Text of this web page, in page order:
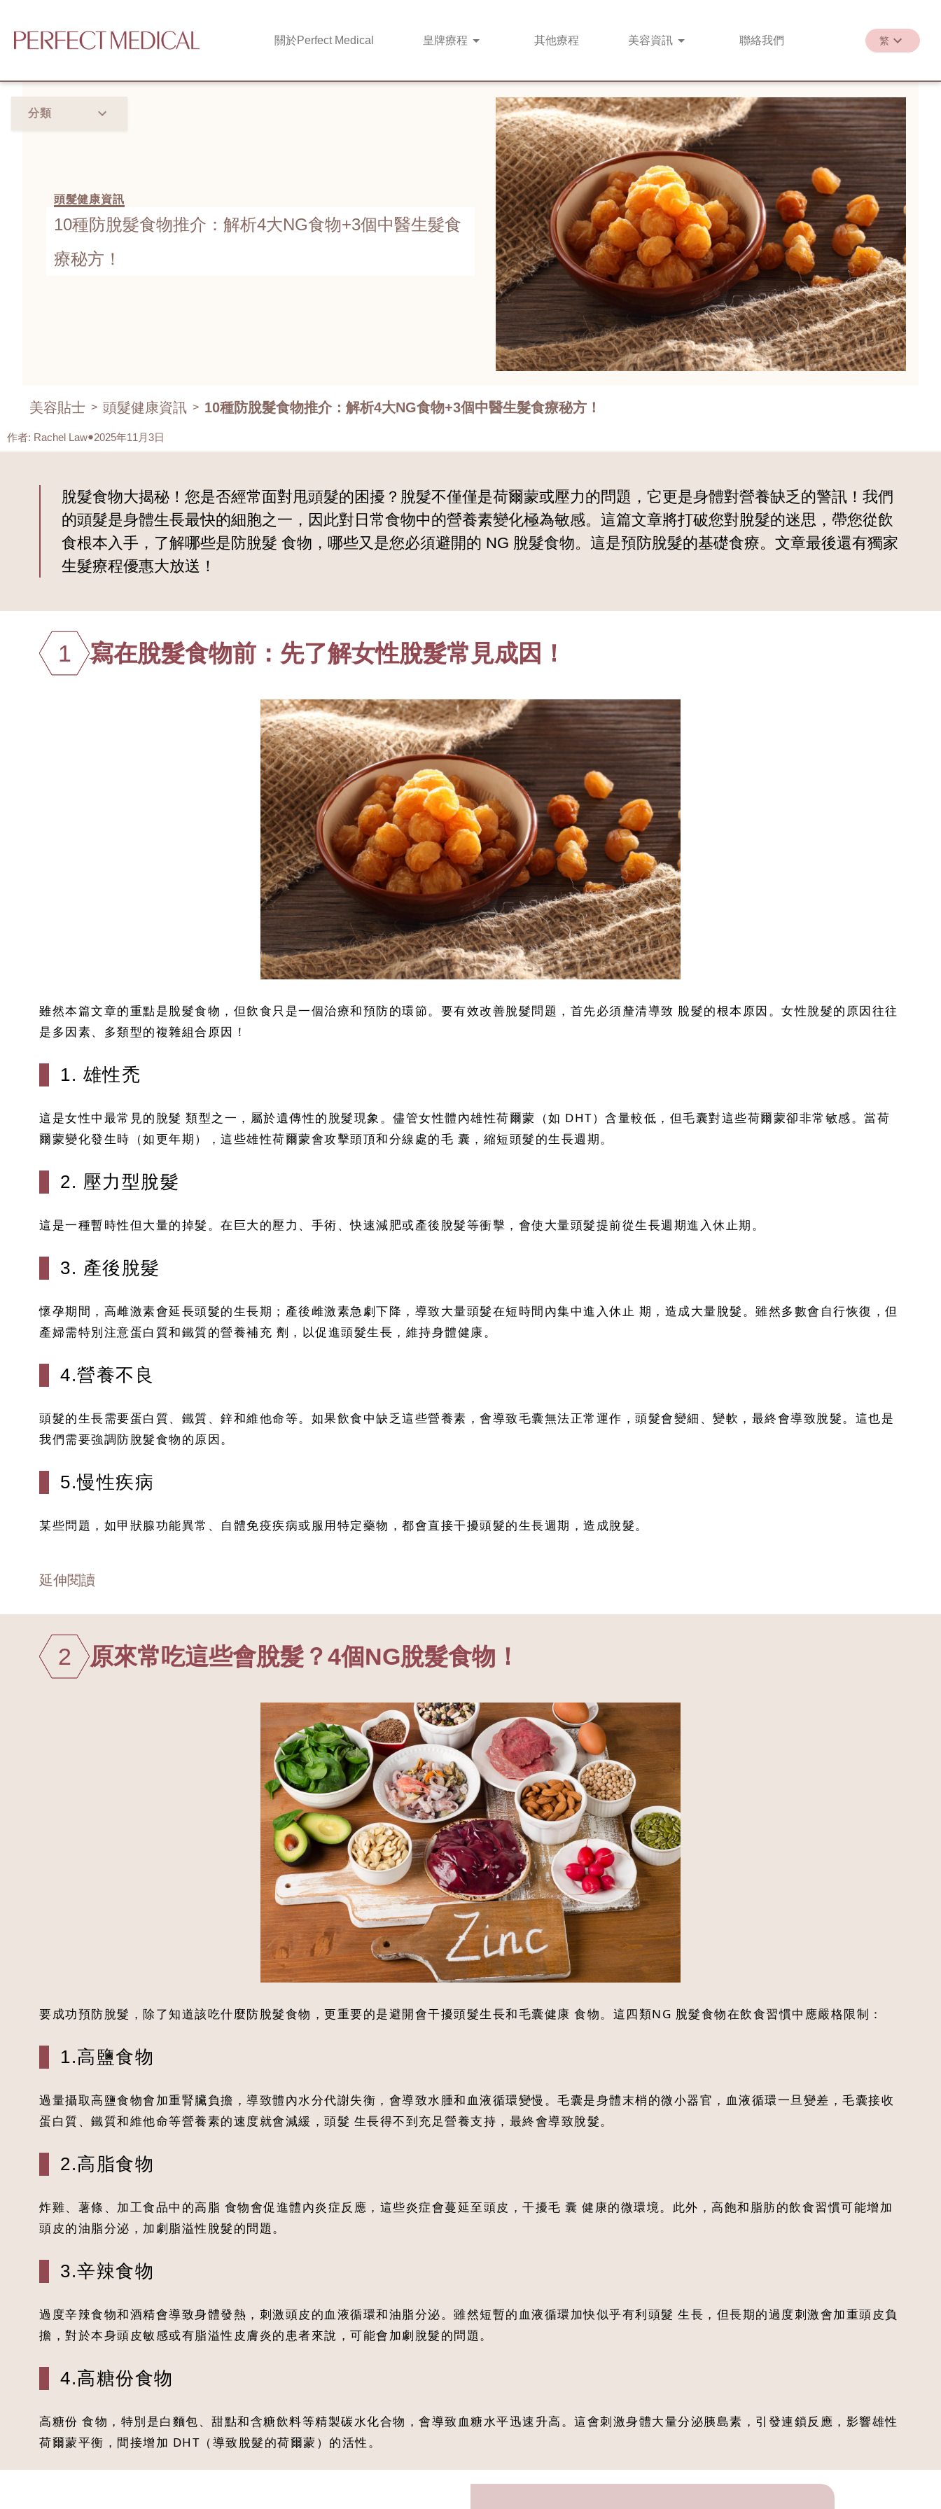
關於Perfect Medical 皇牌療程 其他療程 美容資訊 聯絡我們 繁
EN
分類
頭髮健康資訊
10種防脫髮食物推介：解析4大NG食物+3個中醫生髮食
療秘方！
美容貼士 > 頭髮健康資訊 > 10種防脫髮食物推介：解析4大NG食物+3個中醫生髮食療秘方！
作者: Rachel Law 2025年11月3日
脫髮食物大揭秘！您是否經常面對甩頭髮的困擾？脫髮不僅僅是荷爾蒙或壓力的問題，它更是身體對營養缺乏的警訊！我們
的頭髮是身體生長最快的細胞之一，因此對日常食物中的營養素變化極為敏感。這篇文章將打破您對脫髮的迷思，帶您從飲
食根本入手，了解哪些是防脫髮 食物，哪些又是您必須避開的 NG 脫髮食物。這是預防脫髮的基礎食療。文章最後還有獨家
生髮療程優惠大放送！
1 寫在脫髮食物前：先了解女性脫髮常見成因！
雖然本篇文章的重點是脫髮食物，但飲食只是一個治療和預防的環節。要有效改善脫髮問題，首先必須釐清導致 脫髮的根本原因。女性脫髮的原因往往
是多因素、多類型的複雜組合原因！
1. 雄性禿
這是女性中最常見的脫髮 類型之一，屬於遺傳性的脫髮現象。儘管女性體內雄性荷爾蒙（如 DHT）含量較低，但毛囊對這些荷爾蒙卻非常敏感。當荷
爾蒙變化發生時（如更年期），這些雄性荷爾蒙會攻擊頭頂和分線處的毛 囊，縮短頭髮的生長週期。
2. 壓力型脫髮
這是一種暫時性但大量的掉髮。在巨大的壓力、手術、快速減肥或產後脫髮等衝擊，會使大量頭髮提前從生長週期進入休止期。
3. 產後脫髮
懷孕期間，高雌激素會延長頭髮的生長期；產後雌激素急劇下降，導致大量頭髮在短時間內集中進入休止 期，造成大量脫髮。雖然多數會自行恢復，但
產婦需特別注意蛋白質和鐵質的營養補充 劑，以促進頭髮生長，維持身體健康。
4.營養不良
頭髮的生長需要蛋白質、鐵質、鋅和維他命等。如果飲食中缺乏這些營養素，會導致毛囊無法正常運作，頭髮會變細、變軟，最終會導致脫髮。這也是
我們需要強調防脫髮食物的原因。
5.慢性疾病
某些問題，如甲狀腺功能異常、自體免疫疾病或服用特定藥物，都會直接干擾頭髮的生長週期，造成脫髮。
延伸閱讀
2 原來常吃這些會脫髮？4個NG脫髮食物！
要成功預防脫髮，除了知道該吃什麼防脫髮食物，更重要的是避開會干擾頭髮生長和毛囊健康 食物。這四類NG 脫髮食物在飲食習慣中應嚴格限制：
1.高鹽食物
過量攝取高鹽食物會加重腎臟負擔，導致體內水分代謝失衡，會導致水腫和血液循環變慢。毛囊是身體末梢的微小器官，血液循環一旦變差，毛囊接收
蛋白質、鐵質和維他命等營養素的速度就會減緩，頭髮 生長得不到充足營養支持，最終會導致脫髮。
2.高脂食物
炸雞、薯條、加工食品中的高脂 食物會促進體內炎症反應，這些炎症會蔓延至頭皮，干擾毛 囊 健康的微環境。此外，高飽和脂肪的飲食習慣可能增加
頭皮的油脂分泌，加劇脂溢性脫髮的問題。
3.辛辣食物
過度辛辣食物和酒精會導致身體發熱，刺激頭皮的血液循環和油脂分泌。雖然短暫的血液循環加快似乎有利頭髮 生長，但長期的過度刺激會加重頭皮負
擔，對於本身頭皮敏感或有脂溢性皮膚炎的患者來說，可能會加劇脫髮的問題。
4.高糖份食物
高糖份 食物，特別是白麵包、甜點和含糖飲料等精製碳水化合物，會導致血糖水平迅速升高。這會刺激身體大量分泌胰島素，引發連鎖反應，影響雄性
荷爾蒙平衡，間接增加 DHT（導致脫髮的荷爾蒙）的活性。